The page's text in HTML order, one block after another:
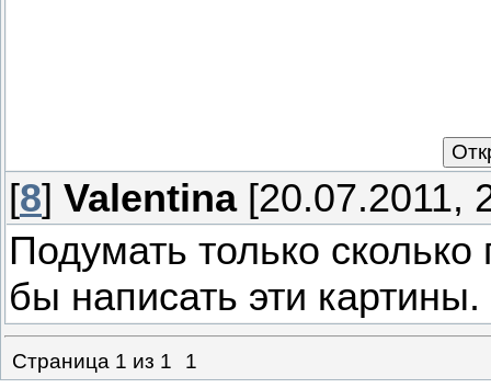
[8] Valentina[20.07.2011,
Подумать только
бы написать эти картины.
Страница 1 из 1 1